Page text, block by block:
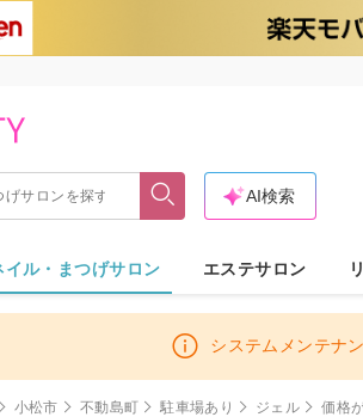
AI検索
イル・まつげサロン エステサロン
システムメンテナ
小松市 不動島町 駐車場あり ジェル 価格